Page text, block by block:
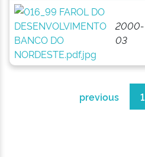
2000-
03
previous 1